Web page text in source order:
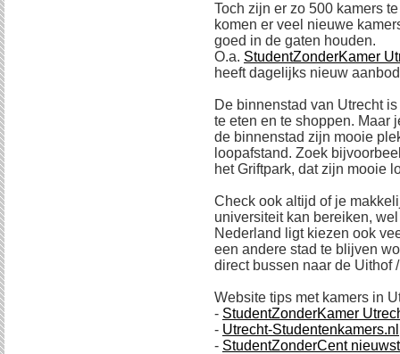
Toch zijn er zo 500 kamers
komen er veel nieuwe
goed in de gaten houden.
O.a. StudentZonderKamer
heeft dagelijks nieuw
De binnenstad van Utrecht
te eten en te shoppen. Maar
de binnenstad zijn mooie
loopafstand. Zoek
het Griftpark, dat zijn mooie
Check ook altijd of je
universiteit kan bereiken,
Nederland ligt kiezen ook
een andere stad te blijven
direct bussen naar de Uithof
Website tips met kamers in
- StudentZonderKamer
- Utrecht-Studentenkamers.nl
- StudentZonderCent